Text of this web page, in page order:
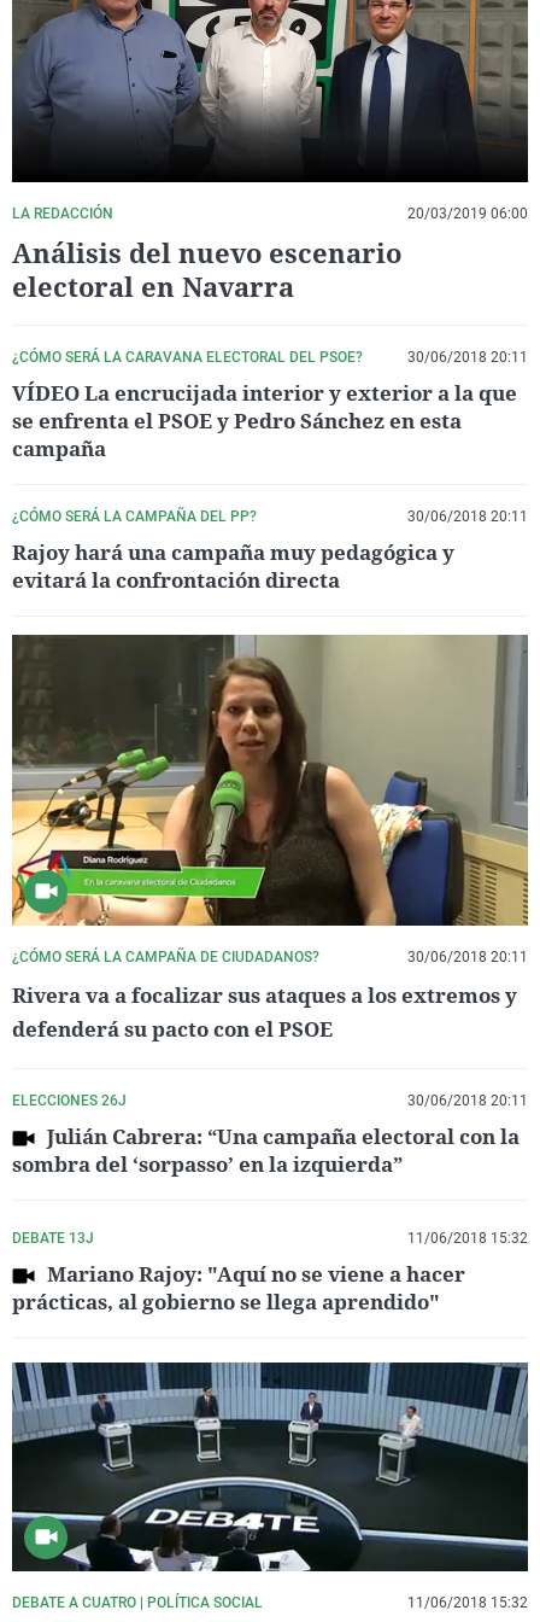
La rosa de los vientos
Gente viajera
Como el perro y el
Caso
Retornados
Equipo de
Operación Viuda
Extremadura
Galicia
La Rioja
País Vasco
Virales
Televisión
Elecciones
LA REDACCIÓN 20/03/2019 06:00
Análisis del nuevo escenario
electoral en Navarra
¿CÓMO SERÁ LA CARAVANA ELECTORAL DEL PSOE? 30/06/2018 20:11
VÍDEO La encrucijada interior y exterior a la que
se enfrenta el PSOE y Pedro Sánchez en esta
campaña
¿CÓMO SERÁ LA CAMPAÑA DEL PP? 30/06/2018 20:11
Rajoy hará una campaña muy pedagógica y
evitará la confrontación directa
¿CÓMO SERÁ LA CAMPAÑA DE CIUDADANOS? 30/06/2018 20:11
Rivera va a focalizar sus ataques a los extremos y
defenderá su pacto con el PSOE
ELECCIONES 26J 30/06/2018 20:11
Julián Cabrera: “Una campaña electoral con la
sombra del ‘sorpasso’ en la izquierda”
DEBATE 13J 11/06/2018 15:32
Mariano Rajoy: "Aquí no se viene a hacer
prácticas, al gobierno se llega aprendido"
DEBATE A CUATRO | POLÍTICA SOCIAL 11/06/2018 15:32